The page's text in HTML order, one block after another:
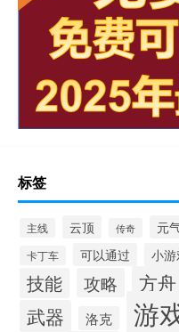
标签
主线 云顶 传奇 元
卡丁车 可以通过 小
技能 攻略 方舟
武器 洛克 游